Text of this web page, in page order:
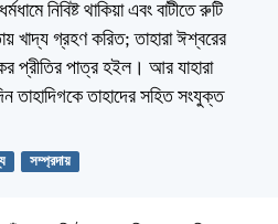
নিবিষ্ট থাকিয়া এবং বাটীতে রুটি
খাদ্য গ্রহণ করিত; তাহারা ঈশ্বরের
প্রীতির পাত্র হইল। আর যাহারা
তাহাদিগকে তাহাদের সহিত সংযুক্ত
সম্প্রদায়